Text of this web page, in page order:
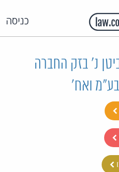
כניסה
08-20 אביטן נ' בזק החברה
ואח'